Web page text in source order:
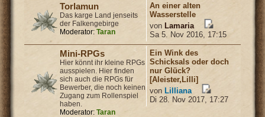
Torlamun
Das karge Land jenseits
der Falkengebirge
Moderator: Taran
An einer alten
Wasserstelle
von Lamaria
Sa 5. Nov 2016, 17:15
Mini-RPGs
Hier könnt ihr kleine RPGs
ausspielen. Hier finden
sich auch die RPGs für
Bewerber, die noch keinen
Zugang zum Rollenspiel
haben.
Moderator: Taran
Ein Wink des
Schicksals oder doch
nur Glück?
[Aleister,Lilli]
von Lilliana
Di 28. Nov 2017, 17:27